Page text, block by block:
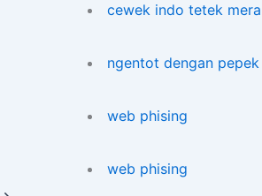
cewek indo tetek
ngentot dengan
web phising
web phising